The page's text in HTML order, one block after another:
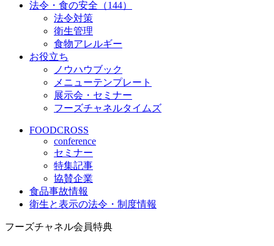
法令・食の安全（144）
法令対策
衛生管理
食物アレルギー
お役立ち
ノウハウブック
メニューテンプレート
展示会・セミナー
フーズチャネルタイムズ
FOODCROSS
conference
セミナー
特集記事
協賛企業
食品事故情報
衛生と表示の法令・制度情報
フーズチャネル会員特典